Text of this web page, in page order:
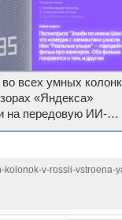
всех умных
«Яндекса»
на передовую ИИ-
kolonok-v-rossii-